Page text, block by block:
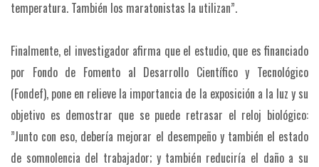
temperatura. También los maratonistas la utilizan”.
Finalmente, el investigador afirma que el estudio, que es financiado
por Fondo de Fomento al Desarrollo Científico y Tecnológico
(Fondef), pone en relieve la importancia de la exposición a la luz y su
objetivo es demostrar que se puede retrasar el reloj biológico:
”Junto con eso, debería mejorar el desempeño y también el estado
de somnolencia del trabajador; y también reduciría el daño a su